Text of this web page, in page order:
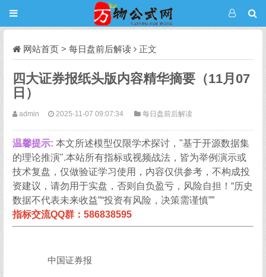
网站首页 > 每日盘前后解读 正文
四大证券报纸头版内容精华摘要（11月07
日）
admin 2025-11-07 09:07:34 每日盘前后解读
温馨提示: 本文所述模型仅限学术探讨，"基于开源数据集
的理论推演".本站所有指标或视频战法，皆为举例演示或
技术复盘，仅做验证学习使用，内容仅供参考，不构成投
资建议，请勿用于实盘，否则自负盈亏，风险自担！“历史
数据不代表未来收益”“投资有风险，决策需谨慎””
指标交流QQ群：586838595
中国证券报